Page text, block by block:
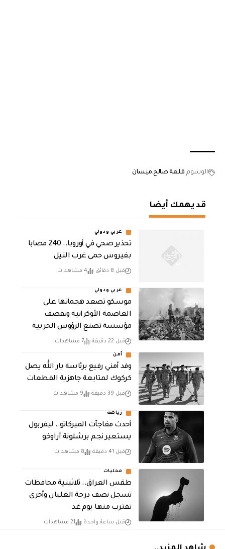
الوسوم قلعة صالح ميسان
قد يهمك أيضا
عربي ودولي
تحذير صحي في أوروبا.. 240 مصابا
بفيروس حمى غرب النيل
قبل 8 دقائق 4 مشاهدات
عربي ودولي
موسكو تصعد هجماتها على
العاصمة الأوكرانية وتقصف
مؤسسة تصنع الرؤوس الحربية
قبل 22 دقيقة 7 مشاهدات
أمن
وفد أمني رفيع برئاسة يار الله يصل
كركوك لمتابعة جاهزية القطعات
قبل 39 دقيقة 9 مشاهدات
رياضة
أحدث مفاجآت الميركاتو.. ليفربول
يستعير نجم برشلونة أراوخو
قبل 41 دقيقة 8 مشاهدات
محليات
طقس العراق.. ثلاثينية محافظات
تسجل نصف درجة الغليان وأخرى
تقترب منها يوم غد
قبل ساعة واحدة 21 مشاهدات